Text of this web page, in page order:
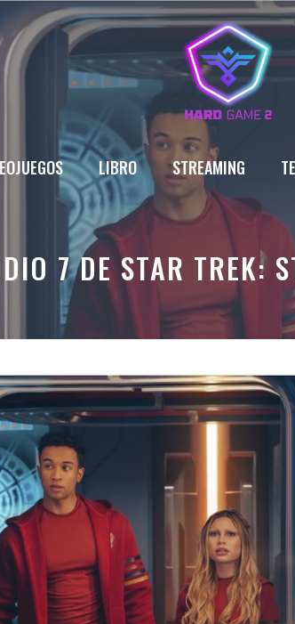
LIBRO STREAMING
7 DE STAR TREK: